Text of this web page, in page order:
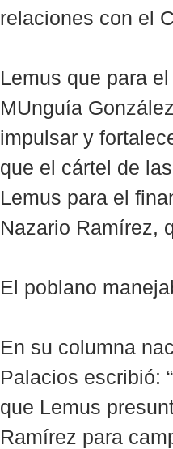
relaciones con el
Lemus que para
MUnguía
impulsar y
que el cártel de
Lemus para el
Nazario Ramírez,
El poblano
En su columna
Palacios escribió:
que Lemus
Ramírez para